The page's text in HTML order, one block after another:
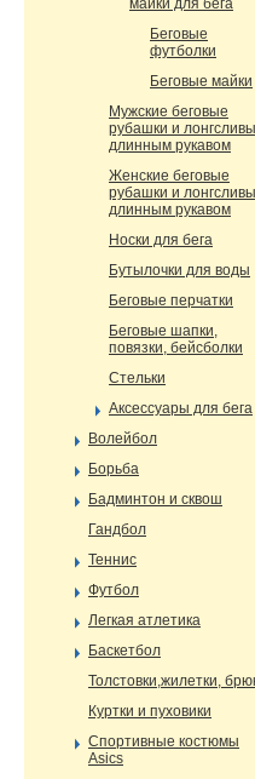
майки для бега
Беговые
футболки
Беговые майки
Мужские беговые
рубашки и
длинным рукавом
Женские беговые
рубашки и
длинным рукавом
Носки для бега
Бутылочки для воды
Беговые перчатки
Беговые шапки,
повязки, бейсболки
Стельки
Аксессуары для бега
Волейбол
Борьба
Бадминтон и сквош
Гандбол
Теннис
Футбол
Легкая атлетика
Баскетбол
Толстовки,жилетки,
Куртки и пуховики
Спортивные костюмы
Asics